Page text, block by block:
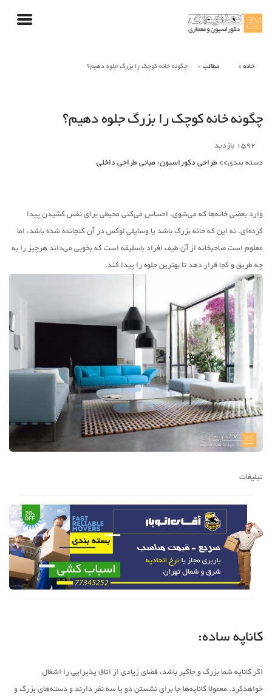
خانه مطالب چگونه خانه کوچک را بزرگ جلوه دهیم؟
چگونه خانه کوچک را بزرگ جلوه دهیم؟
1592 بازدید
دسته بندی>>طراحی دکوراسیون:مبانی طراحی داخلی
وارد بعضی خانه‌ها که می‌شوی، احساس می‌کنی محیطی برای نفس کشیدن پیدا
کرده‌ای. نه این که خانه بزرگ باشد یا وسایلی لوکس در آن گنجانده شده باشد، اما
معلوم است صاحبخانه از آن طیف افراد باسلیقه است که بخوبی می‌داند هرچیز را به
چه طریق و کجا قرار دهد تا بهترین جلوه را پیدا کند.
تبلیغات
کاناپه ساده:
اگر کاناپه شما بزرگ و جاگیر باشد، فضای زیادی از اتاق پذیرایی را اشغال
خواهدکرد. معمولا کاناپه‌ها جا برای نشستن دو یا سه نفر دارند و دسته‌های بزرگ و